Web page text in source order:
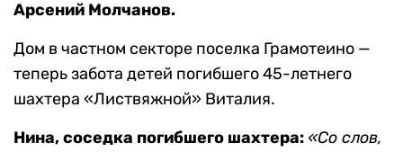
Арсений Молчанов.
Дом в частном секторе поселка Грамотеино —
теперь забота детей погибшего 45-летнего
шахтера «Листвяжной» Виталия.
Нина, соседка погибшего шахтера: «Со слов,